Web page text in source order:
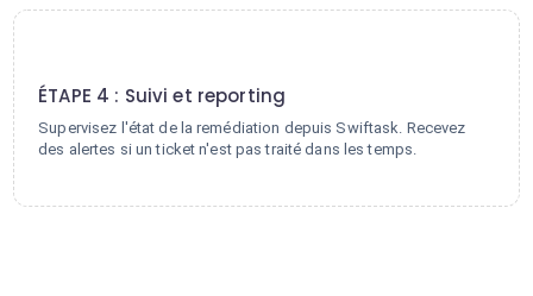
ÉTAPE 4 : Suivi et reporting
Supervisez l'état de la remédiation depuis Swiftask. Recevez
des alertes si un ticket n'est pas traité dans les temps.